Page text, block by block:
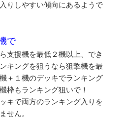
りしやすい傾向にあるようで
で
支援機を最低２機以上、でき
キングを狙うなら狙撃機を最
＋１機のデッキでランキング
枠もランキング狙いで！
キで両方のランキング入りを
せん。